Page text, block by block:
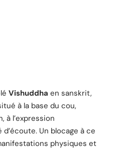
Vishuddha en sanskrit,
à la base du cou,
à l’expression
Un blocage à ce
physiques et